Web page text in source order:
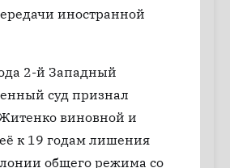
иностранной
2-й Западный
суд признал
виновной и
к 19 годам лишения
общего режима со